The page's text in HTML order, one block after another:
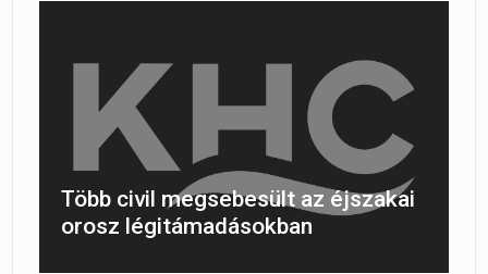
Több civil megsebesült az éjszakai
orosz légitámadásokban